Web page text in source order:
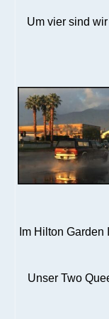
Um vier sind
Im Hilton
Unser Two